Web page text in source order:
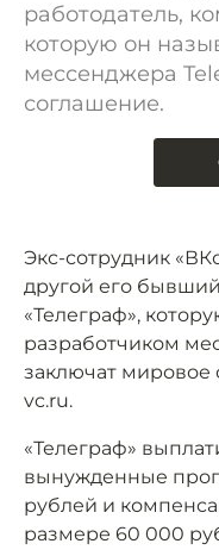
работодатель,
которую он
мессенджера
соглашение.
Экс-сотрудник
другой его
«Телеграф»,
разработчиком
заключат мировое
vc.ru.
«Телеграф»
вынужденные
рублей и
размере 60 000